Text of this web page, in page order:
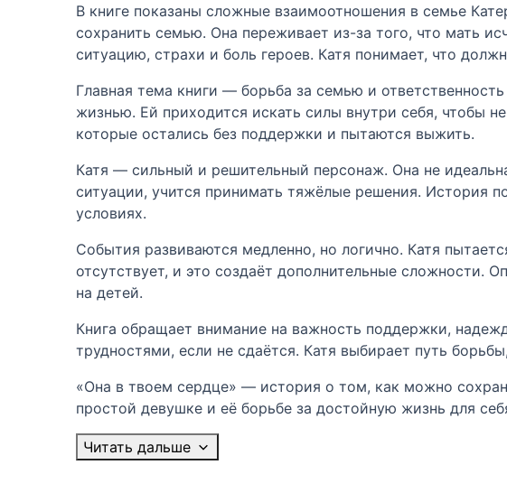
В книге показаны сложные взаимоотношения в семье
сохранить семью. Она переживает из-за того, что мать
ситуацию, страхи и боль героев. Катя понимает, что
Главная тема книги — борьба за семью и
жизнью. Ей приходится искать силы внутри себя, чтобы
которые остались без поддержки и пытаются выжить.
Катя — сильный и решительный персонаж. Она не
ситуации, учится принимать тяжёлые решения. История
условиях.
События развиваются медленно, но логично. Катя
отсутствует, и это создаёт дополнительные сложности.
на детей.
Книга обращает внимание на важность поддержки,
трудностями, если не сдаётся. Катя выбирает путь
«Она в твоем сердце» — история о том, как можно
простой девушке и её борьбе за достойную жизнь для
Читать дальше